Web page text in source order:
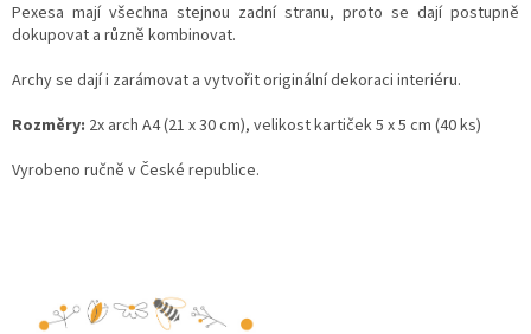
Pexesa mají všechna stejnou zadní stranu, proto se dají postupně
dokupovat a různě kombinovat.
Archy se dají i zarámovat a vytvořit originální dekoraci interiéru.
Rozměry: 2x arch A4 (21 x 30 cm), velikost kartiček 5 x 5 cm (40 ks)
Vyrobeno ručně v České republice.